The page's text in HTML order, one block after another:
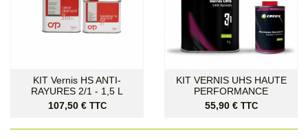
KIT Vernis HS ANTI-
RAYURES 2/1 - 1,5 L
Prix
107,50 € TTC
KIT VERNIS UHS HAUTE
PERFORMANCE
Prix
55,90 € TTC